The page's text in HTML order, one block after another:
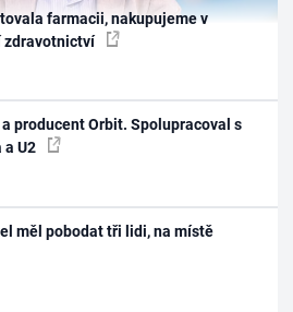
farmacii, nakupujeme v
zdravotnictví
producent Orbit. Spolupracoval s
a U2
měl pobodat tři lidi, na místě